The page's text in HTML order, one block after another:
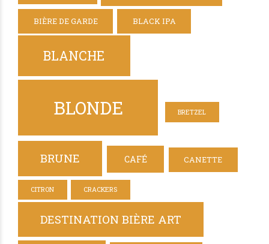
BIÈRE DE GARDE BLACK IPA
BLANCHE
BLONDE BRETZEL
BRUNE CAFÉ CANETTE
CITRON CRACKERS
DESTINATION BIÈRE ART